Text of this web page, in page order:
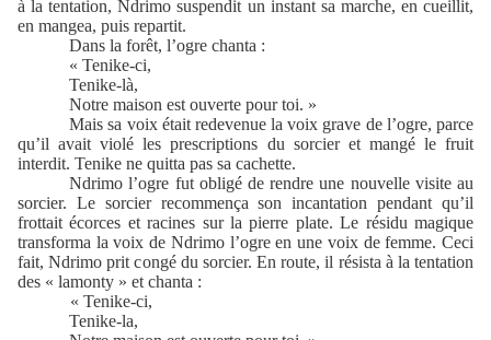
à la tentation, Ndrimo suspendit un instant sa marche, en cueillit,
en mangea, puis repartit.
Dans la forêt, l’ogre chanta :
« Tenike-ci,
Tenike-là,
Notre maison est ouverte pour toi. »
Mais sa voix était redevenue la voix grave de l’ogre, parce
qu’il avait violé les prescriptions du sorcier et mangé le fruit
interdit. Tenike ne quitta pas sa cachette.
Ndrimo l’ogre fut obligé de rendre une nouvelle visite au
sorcier. Le sorcier recommença son incantation pendant qu’il
frottait écorces et racines sur la pierre plate. Le résidu magique
transforma la voix de Ndrimo l’ogre en une voix de femme. Ceci
fait, Ndrimo prit congé du sorcier. En route, il résista à la tentation
des « lamonty » et chanta :
« Tenike-ci,
Tenike-la,